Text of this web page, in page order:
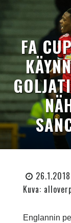
FA
26.1.2018
Kuva:
Englannin